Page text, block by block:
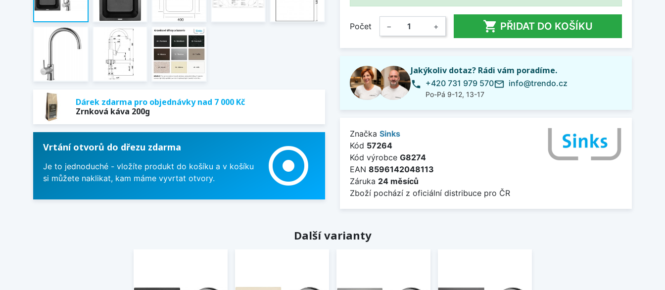
Dárek zdarma pro objednávky nad 7 000 Kč
Zrnková káva 200g
Vrtání otvorů do dřezu zdarma
Je to jednoduché - vložíte produkt do košíku a v košíku
si můžete naklikat, kam máme vyvrtat otvory.
adjust
Počet − +  PŘIDAT DO KOŠÍKU
Jakýkoliv dotaz? Rádi vám poradíme.
phone +420 731 979 570
Po-Pá 9-12, 13-17
mail_outline info@trendo.cz
Značka Sinks
Kód 57264
Kód výrobce G8274
EAN 8596142048113
Záruka 24 měsíců
Zboží pochází z oficiální distribuce pro ČR
Další varianty